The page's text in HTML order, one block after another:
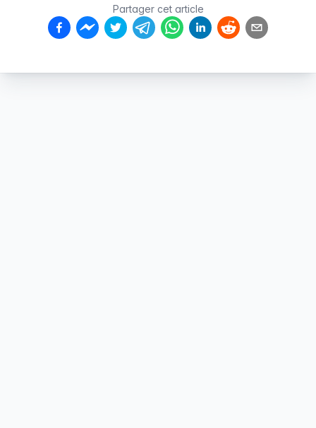
Partager cet article